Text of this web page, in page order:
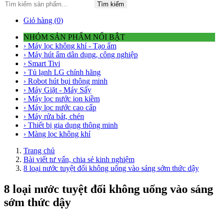
Tìm kiếm
Giỏ hàng (0)
NHÓM SẢN PHẨM NỔI BẬT
› Máy lọc không khí - Tạo ẩm
› Máy hút ẩm dân dụng, công nghiệp
› Smart Tivi
› Tủ lạnh LG chính hãng
› Robot hút bụi thông minh
› Máy Giặt - Máy Sấy
› Máy lọc nước ion kiềm
› Máy lọc nước cao cấp
› Máy rửa bát, chén
› Thiết bị gia dụng thông minh
› Màng lọc không khí
Trang chủ
Bài viết tư vấn, chia sẻ kinh nghiệm
8 loại nước tuyệt đối không uống vào sáng sớm thức dậy
8 loại nước tuyệt đối không uống vào sáng
sớm thức dậy